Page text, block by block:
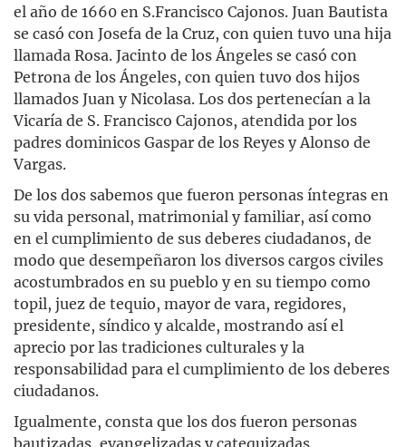
el año de 1660 en S.Francisco Cajonos. Juan Bautista
se casó con Josefa de la Cruz, con quien tuvo una hija
llamada Rosa. Jacinto de los Ángeles se casó con
Petrona de los Ángeles, con quien tuvo dos hijos
llamados Juan y Nicolasa. Los dos pertenecían a la
Vicaría de S. Francisco Cajonos, atendida por los
padres dominicos Gaspar de los Reyes y Alonso de
Vargas.
De los dos sabemos que fueron personas íntegras en
su vida personal, matrimonial y familiar, así como
en el cumplimiento de sus deberes ciudadanos, de
modo que desempeñaron los diversos cargos civiles
acostumbrados en su pueblo y en su tiempo como
topil, juez de tequio, mayor de vara, regidores,
presidente, síndico y alcalde, mostrando así el
aprecio por las tradiciones culturales y la
responsabilidad para el cumplimiento de los deberes
ciudadanos.
Igualmente, consta que los dos fueron personas
bautizadas, evangelizadas y catequizadas,